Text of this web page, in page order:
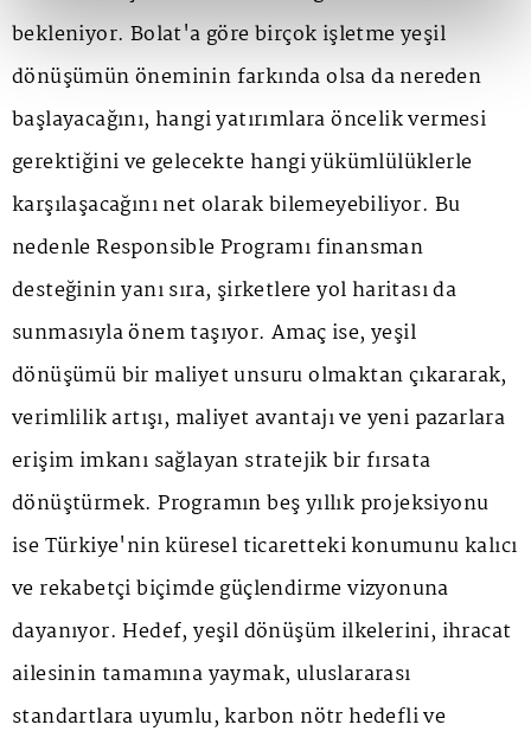
bekleniyor. Bolat'a göre birçok işletme yeşil
dönüşümün öneminin farkında olsa da nereden
başlayacağını, hangi yatırımlara öncelik vermesi
gerektiğini ve gelecekte hangi yükümlülüklerle
karşılaşacağını net olarak bilemeyebiliyor. Bu
nedenle Responsible Programı finansman
desteğinin yanı sıra, şirketlere yol haritası da
sunmasıyla önem taşıyor. Amaç ise, yeşil
dönüşümü bir maliyet unsuru olmaktan çıkararak,
verimlilik artışı, maliyet avantajı ve yeni pazarlara
erişim imkanı sağlayan stratejik bir fırsata
dönüştürmek. Programın beş yıllık projeksiyonu
ise Türkiye'nin küresel ticaretteki konumunu kalıcı
ve rekabetçi biçimde güçlendirme vizyonuna
dayanıyor. Hedef, yeşil dönüşüm ilkelerini, ihracat
ailesinin tamamına yaymak, uluslararası
standartlara uyumlu, karbon nötr hedefli ve